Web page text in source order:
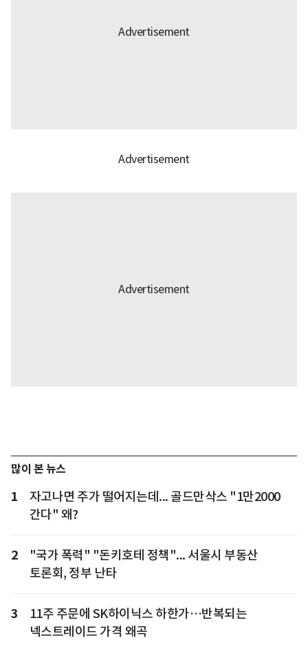
많이 본 뉴스
1
자고나면 주가 떨어지는데... 골드만삭스 "1만2000
간다" 왜?
2
"국가 폭력" "돈키호테 정책"... 서울시 부동산
토론회, 정부 난타
3
11주 주문에 SK하이닉스 하한가…반복되는
넥스트레이드 가격 왜곡